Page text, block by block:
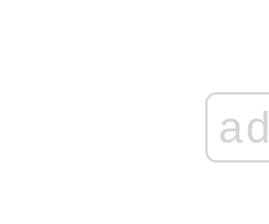
ad